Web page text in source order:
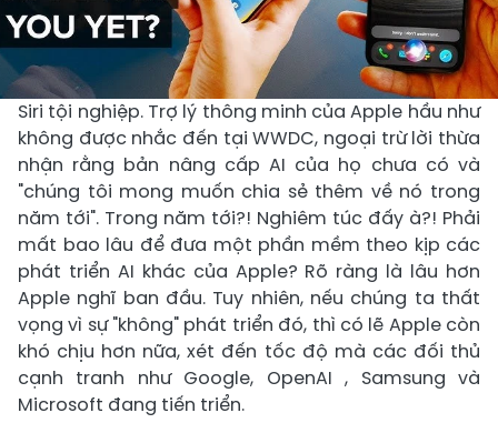
Siri tội nghiệp. Trợ lý thông minh của Apple hầu như
không được nhắc đến tại WWDC, ngoại trừ lời thừa
nhận rằng bản nâng cấp AI của họ chưa có và
"chúng tôi mong muốn chia sẻ thêm về nó trong
năm tới". Trong năm tới?! Nghiêm túc đấy à?! Phải
mất bao lâu để đưa một phần mềm theo kịp các
phát triển AI khác của Apple? Rõ ràng là lâu hơn
Apple nghĩ ban đầu. Tuy nhiên, nếu chúng ta thất
vọng vì sự "không" phát triển đó, thì có lẽ Apple còn
khó chịu hơn nữa, xét đến tốc độ mà các đối thủ
cạnh tranh như Google, OpenAI , Samsung và
Microsoft đang tiến triển.